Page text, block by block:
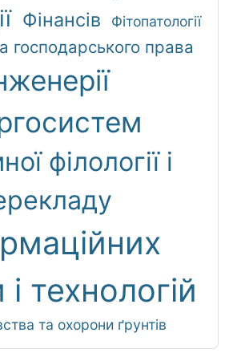
Фінансів Фітопатології
господарського права
філології і
технологій
та охорони ґрунтів